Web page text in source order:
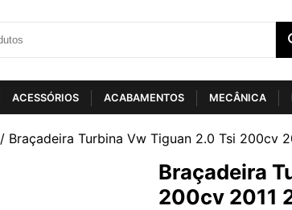
ACESSÓRIOS ACABAMENTOS MECÂNICA
/ Braçadeira Turbina Vw Tiguan 2.0 Tsi 200cv
Braçadeira
200cv 2011